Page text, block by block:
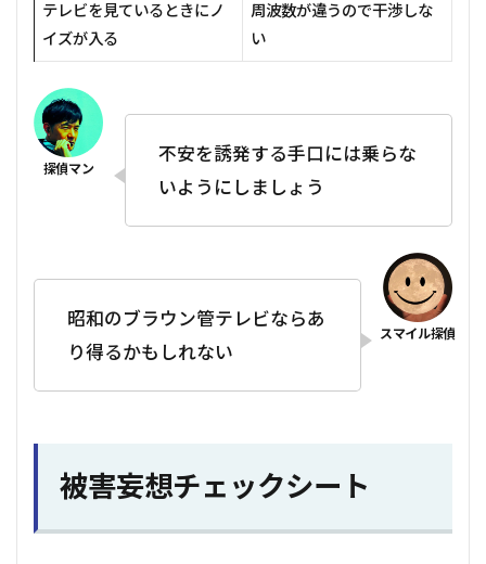
テレビを見ているときにノ
イズが入る
周波数が違うので干渉しな
い
不安を誘発する手口には乗らな
いようにしましょう
昭和のブラウン管テレビならあ
り得るかもしれない
被害妄想チェックシート